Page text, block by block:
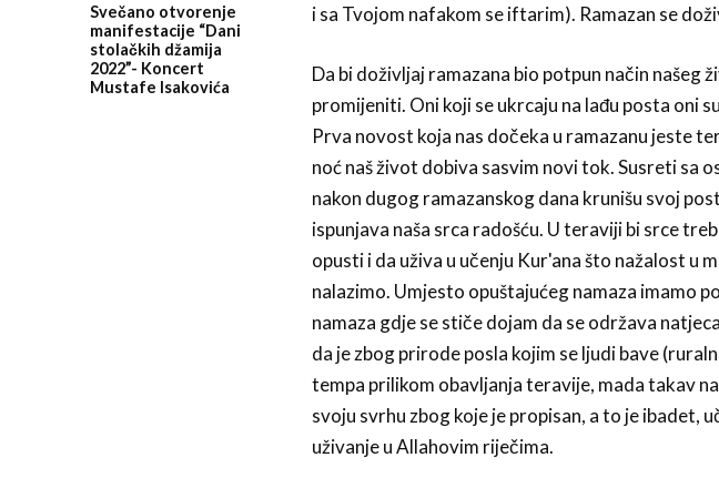
Svečano otvorenje
manifestacije “Dani
stolačkih džamija
2022”- Koncert
Mustafe Isakovića
i sa Tvojom nafakom se iftarim). Ramazan se
Da bi doživljaj ramazana bio potpun način našeg
promijeniti. Oni koji se ukrcaju na lađu posta oni
Prva novost koja nas dočeka u ramazanu jeste
noć naš život dobiva sasvim novi tok. Susreti sa
nakon dugog ramazanskog dana krunišu svoj
ispunjava naša srca radošću. U teraviji bi srce
opusti i da uživa u učenju Kur'ana što nažalost u
nalazimo. Umjesto opuštajućeg namaza imamo
namaza gdje se stiče dojam da se održava
da je zbog prirode posla kojim se ljudi bave
tempa prilikom obavljanja teravije, mada takav
svoju svrhu zbog koje je propisan, a to je ibadet,
uživanje u Allahovim riječima.